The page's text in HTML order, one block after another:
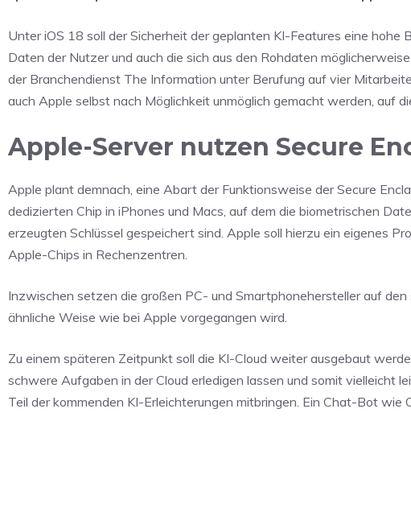
Unter iOS 18 soll der Sicherheit der geplanten KI-Features eine
Daten der Nutzer und auch die sich aus den Rohdaten
der Branchendienst The Information unter Berufung auf vier
auch Apple selbst nach Möglichkeit unmöglich gemacht werden, auf
Apple-Server nutzen Secure
Apple plant demnach, eine Abart der Funktionsweise der Secure
dedizierten Chip in iPhones und Macs, auf dem die biometrischen
erzeugten Schlüssel gespeichert sind. Apple soll hierzu ein eigenes
Apple-Chips in Rechenzentren.
Inzwischen setzen die großen PC- und Smartphonehersteller auf
ähnliche Weise wie bei Apple vorgegangen wird.
Zu einem späteren Zeitpunkt soll die KI-Cloud weiter ausgebaut
schwere Aufgaben in der Cloud erledigen lassen und somit vielleicht
Teil der kommenden KI-Erleichterungen mitbringen. Ein Chat-Bot